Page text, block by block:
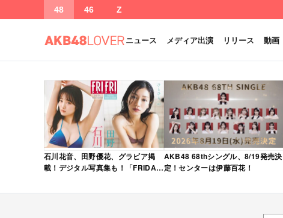
48 46 Z
ニュース メディア出演 リリース 動画
石川花音、田野優花、グラビア掲
載！デジタル写真集も！「FRIDAY
発売！
AKB48 68thシングル、8/19発売決
定！センターは伊藤百花！